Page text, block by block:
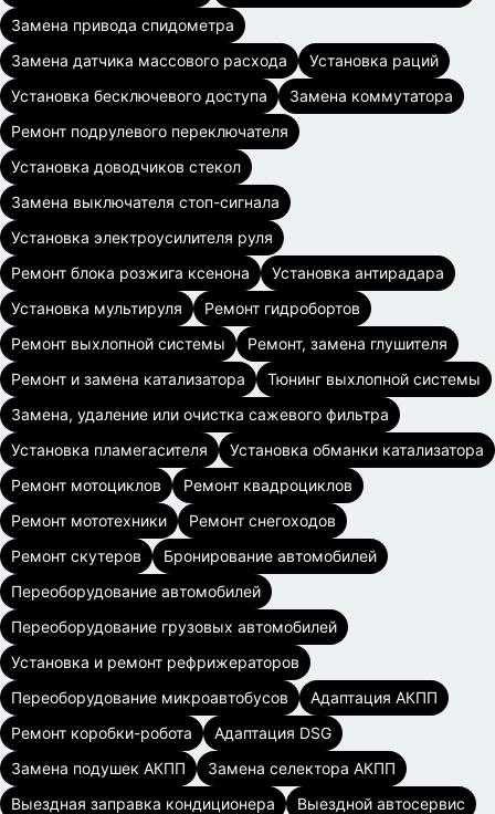
Замена привода спидометра
Замена датчика массового расхода
Установка раций
Установка бесключевого доступа
Замена коммутатора
Ремонт подрулевого переключателя
Установка доводчиков стекол
Замена выключателя стоп-сигнала
Установка электроусилителя руля
Ремонт блока розжига ксенона
Установка антирадара
Установка мультируля
Ремонт гидробортов
Ремонт выхлопной системы
Ремонт, замена глушителя
Ремонт и замена катализатора
Тюнинг выхлопной системы
Замена, удаление или очистка сажевого фильтра
Установка пламегасителя
Установка обманки катализатора
Ремонт мотоциклов
Ремонт квадроциклов
Ремонт мототехники
Ремонт снегоходов
Ремонт скутеров
Бронирование автомобилей
Переоборудование автомобилей
Переоборудование грузовых автомобилей
Установка и ремонт рефрижераторов
Переоборудование микроавтобусов
Адаптация АКПП
Ремонт коробки-робота
Адаптация DSG
Замена подушек АКПП
Замена селектора АКПП
Выездная заправка кондиционера
Выездной автосервис